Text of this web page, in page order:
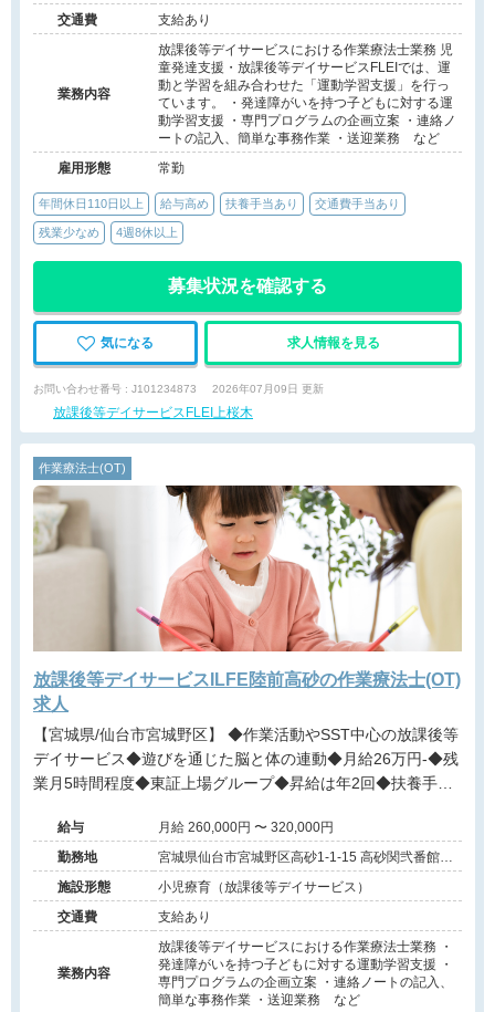
交通費
支給あり
業務内容
放課後等デイサービスにおける作業療法士業務 児
童発達支援・放課後等デイサービスFLEIでは、運
動と学習を組み合わせた「運動学習支援」を行っ
ています。 ・発達障がいを持つ子どもに対する運
動学習支援 ・専門プログラムの企画立案 ・連絡ノ
ートの記入、簡単な事務作業 ・送迎業務 など
雇用形態
常勤
年間休日110日以上 給与高め 扶養手当あり 交通費手当あり
残業少なめ 4週8休以上
募集状況を確認する
気になる 求人情報を見る
お問い合わせ番号 : J101234873 2026年07月09日 更新
放課後等デイサービスFLEI上桜木
作業療法士(OT)
放課後等デイサービスILFE陸前高砂の作業療法士(OT)
求人
【宮城県/仙台市宮城野区】 ◆作業活動やSST中心の放課後等
デイサービス◆遊びを通じた脳と体の連動◆月給26万円-◆残
業月5時間程度◆東証上場グループ◆昇給は年2回◆扶養手当
給与
月給 260,000円 〜 320,000円
勤務地
宮城県仙台市宮城野区高砂1-1-15 高砂関弐番館
202
施設形態
小児療育（放課後等デイサービス）
交通費
支給あり
業務内容
放課後等デイサービスにおける作業療法士業務 ・
発達障がいを持つ子どもに対する運動学習支援 ・
専門プログラムの企画立案 ・連絡ノートの記入、
簡単な事務作業 ・送迎業務 など